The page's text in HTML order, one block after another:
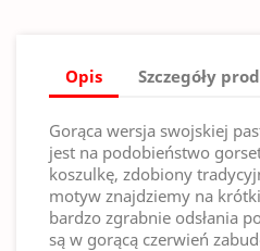
Opis Szczegóły
Gorąca wersja swojskiej
jest na podobieństwo
koszulkę, zdobiony
motyw znajdziemy na
bardzo zgrabnie odsłania
są w gorącą czerwień